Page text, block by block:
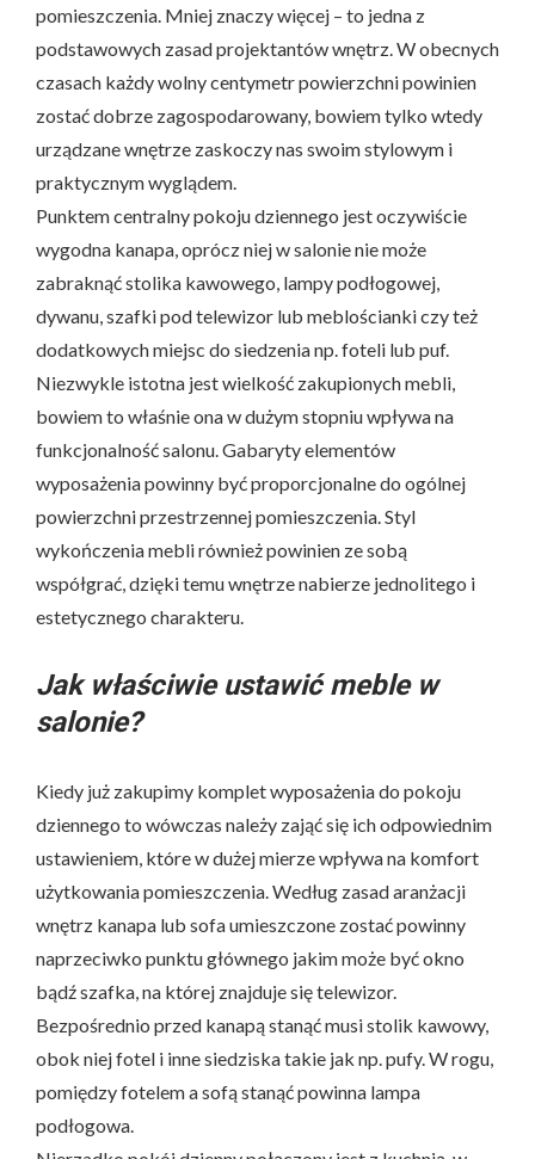
pomieszczenia. Mniej znaczy więcej – to jedna z
podstawowych zasad projektantów wnętrz. W obecnych
czasach każdy wolny centymetr powierzchni powinien
zostać dobrze zagospodarowany, bowiem tylko wtedy
urządzane wnętrze zaskoczy nas swoim stylowym i
praktycznym wyglądem.
Punktem centralny pokoju dziennego jest oczywiście
wygodna kanapa, oprócz niej w salonie nie może
zabraknąć stolika kawowego, lampy podłogowej,
dywanu, szafki pod telewizor lub meblościanki czy też
dodatkowych miejsc do siedzenia np. foteli lub puf.
Niezwykle istotna jest wielkość zakupionych mebli,
bowiem to właśnie ona w dużym stopniu wpływa na
funkcjonalność salonu. Gabaryty elementów
wyposażenia powinny być proporcjonalne do ogólnej
powierzchni przestrzennej pomieszczenia. Styl
wykończenia mebli również powinien ze sobą
współgrać, dzięki temu wnętrze nabierze jednolitego i
estetycznego charakteru.
Jak właściwie ustawić meble w
salonie?
Kiedy już zakupimy komplet wyposażenia do pokoju
dziennego to wówczas należy zająć się ich odpowiednim
ustawieniem, które w dużej mierze wpływa na komfort
użytkowania pomieszczenia. Według zasad aranżacji
wnętrz kanapa lub sofa umieszczone zostać powinny
naprzeciwko punktu głównego jakim może być okno
bądź szafka, na której znajduje się telewizor.
Bezpośrednio przed kanapą stanąć musi stolik kawowy,
obok niej fotel i inne siedziska takie jak np. pufy. W rogu,
pomiędzy fotelem a sofą stanąć powinna lampa
podłogowa.